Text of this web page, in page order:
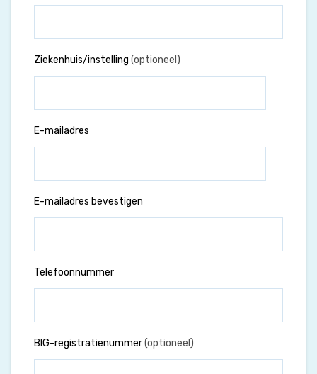
Ziekenhuis/instelling (optioneel)
E-mailadres
E-mailadres bevestigen
Telefoonnummer
BIG-registratienummer(optioneel)